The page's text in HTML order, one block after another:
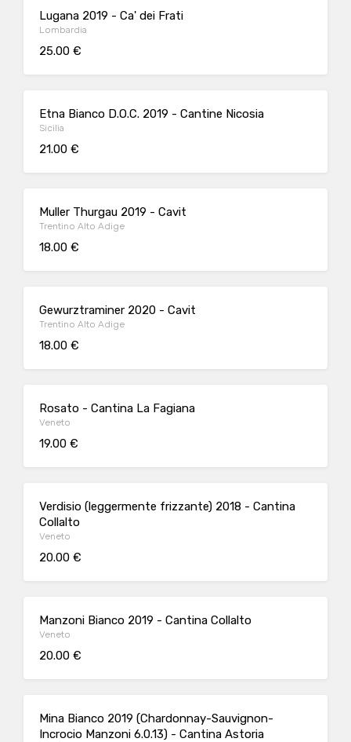
Lugana 2019 - Ca' dei Frati
Lombardia
25.00 €
Etna Bianco D.O.C. 2019 - Cantine Nicosia
Sicilia
21.00 €
Muller Thurgau 2019 - Cavit
Trentino Alto Adige
18.00 €
Gewurztraminer 2020 - Cavit
Trentino Alto Adige
18.00 €
Rosato - Cantina La Fagiana
Veneto
19.00 €
Verdisio (leggermente frizzante) 2018 - Cantina
Collalto
Veneto
20.00 €
Manzoni Bianco 2019 - Cantina Collalto
Veneto
20.00 €
Mina Bianco 2019 (Chardonnay-Sauvignon-
Incrocio Manzoni 6.0.13) - Cantina Astoria